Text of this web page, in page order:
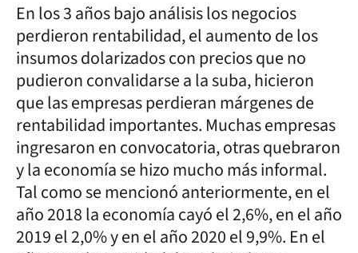
En los 3 años bajo análisis los negocios
perdieron rentabilidad, el aumento de los
insumos dolarizados con precios que no
pudieron convalidarse a la suba, hicieron
que las empresas perdieran márgenes de
rentabilidad importantes. Muchas empresas
ingresaron en convocatoria, otras quebraron
y la economía se hizo mucho más informal.
Tal como se mencionó anteriormente, en el
año 2018 la economía cayó el 2,6%, en el año
2019 el 2,0% y en el año 2020 el 9,9%. En el